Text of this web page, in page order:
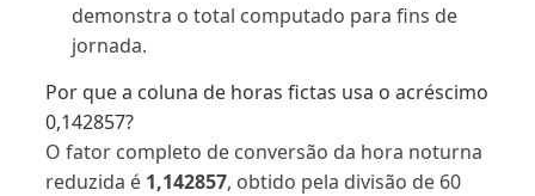
demonstra o total computado para fins de
jornada.
Por que a coluna de horas fictas usa o acréscimo
0,142857?
O fator completo de conversão da hora noturna
reduzida é 1,142857, obtido pela divisão de 60